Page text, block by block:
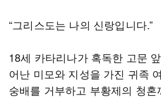
“그리스도는 나의 신랑입니다.”
18세 카타리나가 혹독한 고문
어난 미모와 지성을 가진 귀족
숭배를 거부하고 부황제의 청